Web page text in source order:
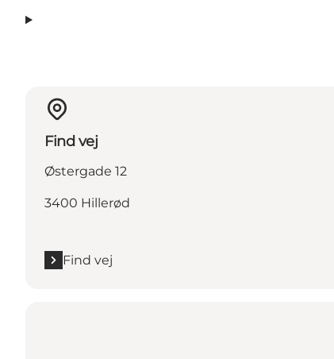
Find vej
Østergade 12
3400 Hillerød
Find vej